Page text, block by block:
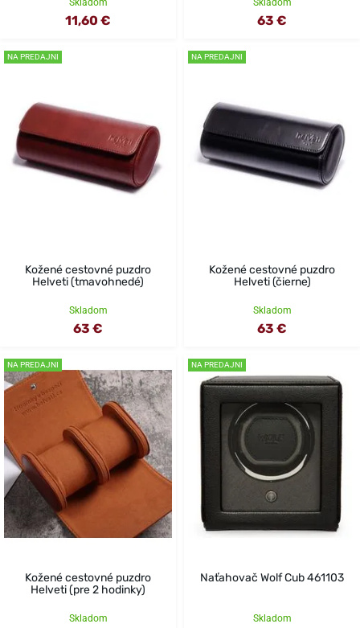
Skladom
11,60 €
Skladom
63 €
NA PREDAJNI
Kožené cestovné puzdro
Helveti (tmavohnedé)
Skladom
63 €
NA PREDAJNI
Kožené cestovné puzdro
Helveti (čierne)
Skladom
63 €
NA PREDAJNI
Kožené cestovné puzdro
Helveti (pre 2 hodinky)
Skladom
NA PREDAJNI
Naťahovač Wolf Cub 461103
Skladom